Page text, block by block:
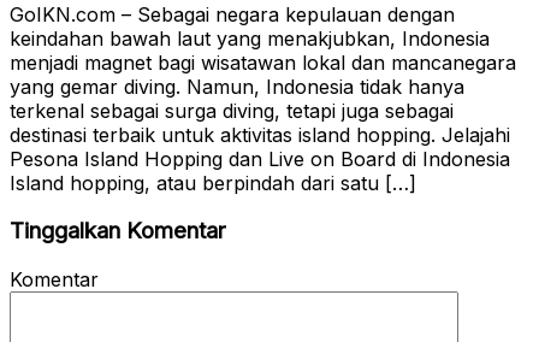
GoIKN.com – Sebagai negara kepulauan dengan
keindahan bawah laut yang menakjubkan, Indonesia
menjadi magnet bagi wisatawan lokal dan mancanegara
yang gemar diving. Namun, Indonesia tidak hanya
terkenal sebagai surga diving, tetapi juga sebagai
destinasi terbaik untuk aktivitas island hopping. Jelajahi
Pesona Island Hopping dan Live on Board di Indonesia
Island hopping, atau berpindah dari satu […]
Tinggalkan Komentar
Komentar